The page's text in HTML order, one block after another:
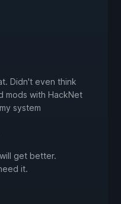
Didn't even think
mods with HackNet
system
get better.
it.